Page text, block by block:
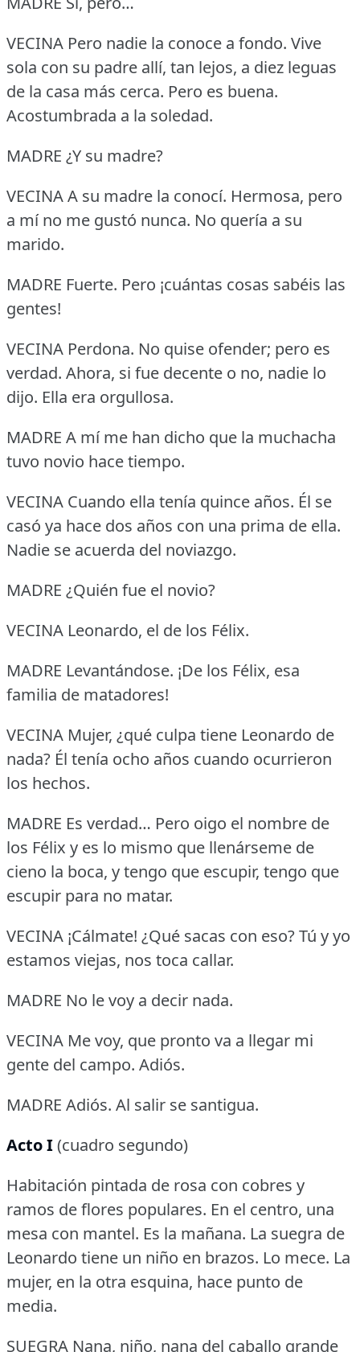
VECINA Pero nadie la conoce a fondo. Vive
sola con su padre allí, tan lejos, a diez leguas
de la casa más cerca. Pero es buena.
Acostumbrada a la soledad.
MADRE ¿Y su madre?
VECINA A su madre la conocí. Hermosa, pero
a mí no me gustó nunca. No quería a su
marido.
MADRE Fuerte. Pero ¡cuántas cosas sabéis las
gentes!
VECINA Perdona. No quise ofender; pero es
verdad. Ahora, si fue decente o no, nadie lo
dijo. Ella era orgullosa.
MADRE A mí me han dicho que la muchacha
tuvo novio hace tiempo.
VECINA Cuando ella tenía quince años. Él se
casó ya hace dos años con una prima de ella.
Nadie se acuerda del noviazgo.
MADRE ¿Quién fue el novio?
VECINA Leonardo, el de los Félix.
MADRE Levantándose. ¡De los Félix, esa
familia de matadores!
VECINA Mujer, ¿qué culpa tiene Leonardo de
nada? Él tenía ocho años cuando ocurrieron
los hechos.
MADRE Es verdad… Pero oigo el nombre de
los Félix y es lo mismo que llenárseme de
cieno la boca, y tengo que escupir, tengo que
escupir para no matar.
VECINA ¡Cálmate! ¿Qué sacas con eso?Tú y yo
estamos viejas, nos toca callar.
MADRE No le voy a decir nada.
VECINA Me voy, que pronto va a llegar mi
gente del campo. Adiós.
MADRE Adiós. Al salir se santigua.
Acto I(cuadro segundo)
Habitación pintada de rosa con cobres y
ramos de flores populares. En el centro, una
mesa con mantel. Es la mañana. La suegra de
Leonardo tiene un niño en brazos. Lo mece. La
mujer, en la otra esquina, hace punto de
media.
SUEGRA Nana, niño, nana del caballo grande